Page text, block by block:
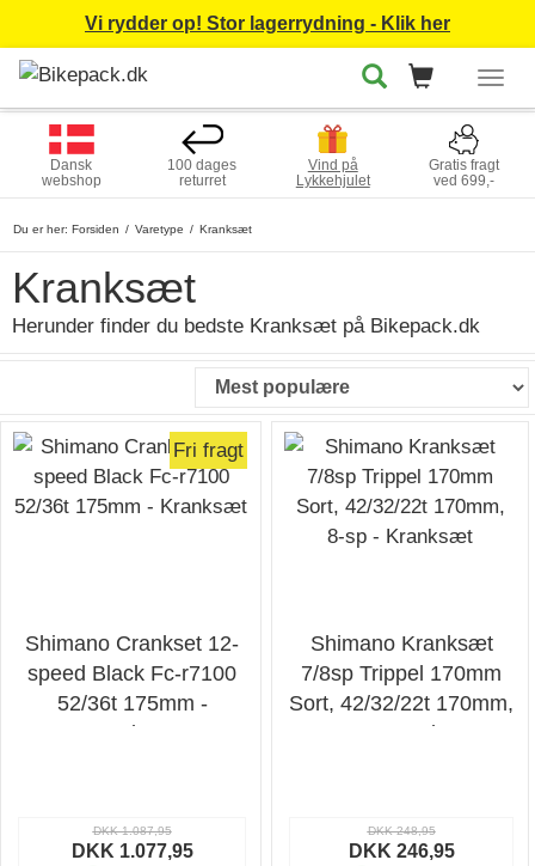
Vi rydder op! Stor lagerrydning - Klik her
Dansk
webshop
100 dages
returret
Vind på
Lykkehjulet
Gratis fragt
ved 699,-
Du er her: Forsiden Varetype Kranksæt
Kranksæt
Herunder finder du bedste Kranksæt på Bikepack.dk
Fri fragt
Shimano Crankset 12-
speed Black Fc-r7100
52/36t 175mm -
Kranksæt
DKK 1.087,95
DKK 1.077,95
Shimano Kranksæt
7/8sp Trippel 170mm
Sort, 42/32/22t 170mm,
8-sp - Kranksæt
DKK 248,95
DKK 246,95